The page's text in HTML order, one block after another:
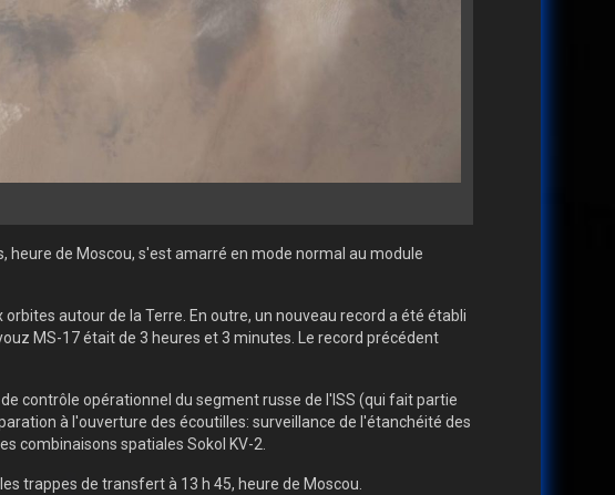
heure de Moscou, s'est amarré en mode normal au module
autour de la Terre. En outre, un nouveau record a été établi
MS-17 était de 3 heures et 3 minutes. Le record précédent
contrôle opérationnel du segment russe de l'ISS (qui fait partie
à l'ouverture des écoutilles: surveillance de l'étanchéité des
combinaisons spatiales Sokol KV-2.
trappes de transfert à 13 h 45, heure de Moscou.